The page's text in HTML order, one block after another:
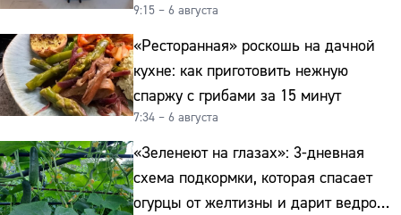
овощи от гнили
9:15 – 6 августа
«Ресторанная» роскошь на дачной
кухне: как приготовить нежную
спаржу с грибами за 15 минут
7:34 – 6 августа
«Зеленеют на глазах»: 3-дневная
схема подкормки, которая спасает
огурцы от желтизны и дарит ведро